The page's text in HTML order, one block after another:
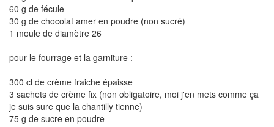
60 g de fécule
30 g de chocolat amer en poudre (non sucré)
1 moule de diamètre 26
pour le fourrage et la garniture :
300 cl de crème fraiche épaisse
3 sachets de crème fix (non obligatoire, moi j'en mets comme ça
je suis sure que la chantilly tienne)
75 g de sucre en poudre